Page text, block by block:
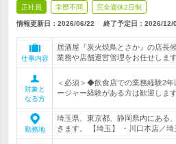
正社員 学歴不問 完全週休2日制
情報更新日：2026/06/22 終了予定日： 2026/12/
仕事内容
居酒屋『炭火焼鳥とさか』の店長
業務や店舗運営管理をお任せします
対象と
なる方
＜必須＞◆飲食店での業務経験2
ージャー経験がある方は歓迎します
勤務地
埼玉県、東京都、静岡県内にある
きます。 【埼玉】 ・川口本店／埼